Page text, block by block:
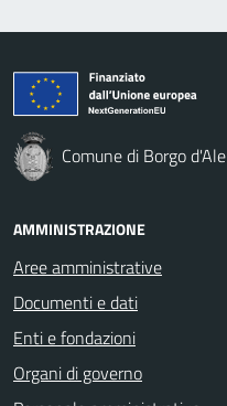
Comune di Borgo d'Ale
AMMINISTRAZIONE
Aree amministrative
Documenti e dati
Enti e fondazioni
Organi di governo